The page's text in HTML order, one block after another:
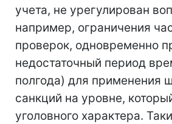
учета, не урегулирован
например, ограничения
проверок, одновременно
недостаточный период
полгода) для применения
санкций на уровне,
уголовного характера.